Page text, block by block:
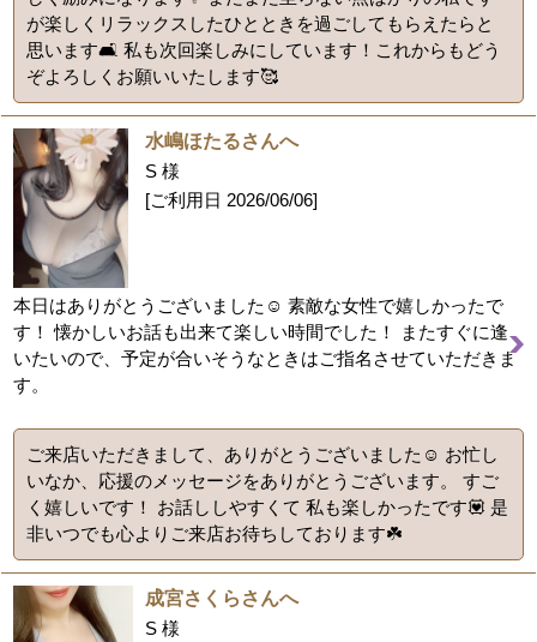
が楽しくリラックスしたひとときを過ごしてもらえたらと
思います🛋️ 私も次回楽しみにしています！これからもどう
ぞよろしくお願いいたします🥰
水嶋ほたるさんへ
S 様
[ご利用日 2026/06/06]
本日はありがとうございました☺️ 素敵な女性で嬉しかったで
す！ 懐かしいお話も出来て楽しい時間でした！ またすぐに逢
いたいので、予定が合いそうなときはご指名させていただきま
す。
ご来店いただきまして、ありがとうございました☺️ お忙し
いなか、応援のメッセージをありがとうございます。 すご
く嬉しいです！ お話ししやすくて 私も楽しかったです💟 是
非いつでも心よりご来店お待ちしております☘️
成宮さくらさんへ
S 様